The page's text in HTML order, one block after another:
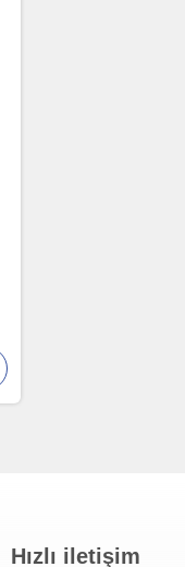
Hızlı iletişim